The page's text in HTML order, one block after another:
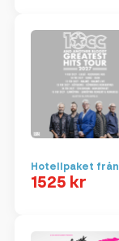
Hotellpaket från
1525 kr